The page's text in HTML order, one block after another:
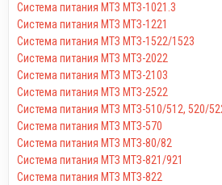
Система питания МТЗ МТЗ-1021.3
Система питания МТЗ МТЗ-1221
Система питания МТЗ МТЗ-1522/1523
Система питания МТЗ МТЗ-2022
Система питания МТЗ МТЗ-2103
Система питания МТЗ МТЗ-2522
Система питания МТЗ МТЗ-510/512, 520/
Система питания МТЗ МТЗ-570
Система питания МТЗ МТЗ-80/82
Система питания МТЗ МТЗ-821/921
Система питания МТЗ МТЗ-822